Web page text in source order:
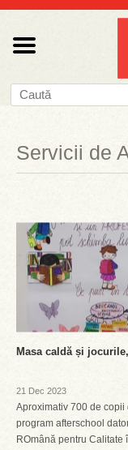
Servicii de
Masa caldă și
21 Dec 2023
Aproximativ 700 de
program afterschool
ROmână pentru Calitate